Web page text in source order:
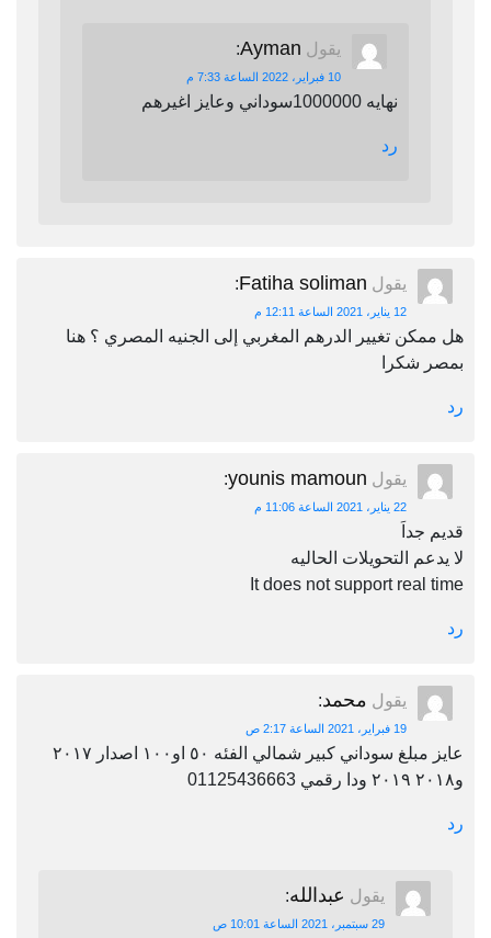
يقول Ayman
:
10 فبراير، 2022 الساعة 7:33 م
نهايه 1000000سوداني وعايز اغيرهم
رد
يقول Fatiha soliman
:
12 يناير، 2021 الساعة 12:11 م
هل ممكن تغيير الدرهم المغربي إلى الجنيه المصري ؟ هنا
بمصر شكرا
رد
يقول younis mamoun
:
22 يناير، 2021 الساعة 11:06 م
قديم جداَ
لا يدعم التحويلات الحاليه
It does not support real time
رد
يقول محمد:
19 فبراير، 2021 الساعة 2:17 ص
عايز مبلغ سوداني كبير شمالي الفئه ٥٠ او١٠٠ اصدار ٢٠١٧
و٢٠١٨ ٢٠١٩ ودا رقمي 01125436663
رد
يقول عبدالله:
29 سبتمبر، 2021 الساعة 10:01 ص